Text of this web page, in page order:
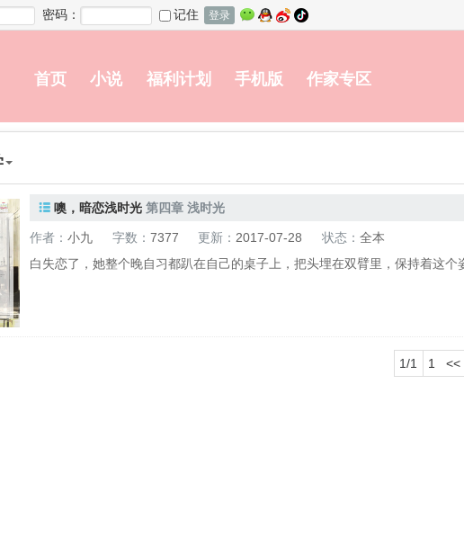
密码： 记住 登录
首页 小说 福利计划 手机版 作家专区
 噢，暗恋浅时光 第四章 浅时光
作者：小九 字数： 7377 更新： 2017-07-28 状态： 全本
白失恋了，她整个晚自习都趴在自己的桌子上，把头埋在双臂里，保持着这个
1/1 1 <<